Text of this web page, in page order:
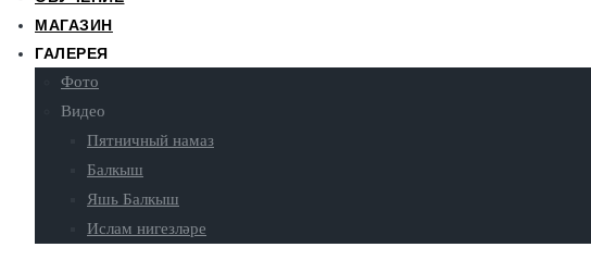
МАГАЗИН
ГАЛЕРЕЯ
Фото
Видео
Пятничный намаз
Балкыш
Яшь Балкыш
Ислам нигезләре